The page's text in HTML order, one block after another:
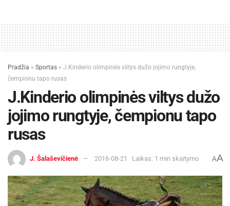
Pradžia » Sportas » J.Kinderio olimpinės viltys dužo jojimo rungtyje,
čempionu tapo rusas
J.Kinderio olimpinės viltys dužo
jojimo rungtyje, čempionu tapo
rusas
J. Šalaševičienė 2016-08-21 Laikas: 1 min skaitymo AA